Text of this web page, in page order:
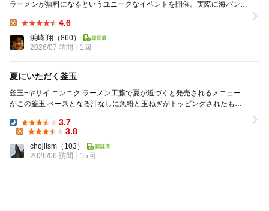
ラーメンが無料になるというユニークなイベントを開催。実際に海パン姿
4.6
浜崎 翔 （860）
2026/07 訪問
1回
夏にいただく釜玉
釜玉+ヤサイ ニンニク ラーメン工藤で夏が近づくと発売されるメニュー
がこの釜玉 ベースとなる汁なしに魚粉と玉ねぎがトッピングされたもの
Dinner:
3.7
3.8
chojiism （103）
2026/06 訪問
15回